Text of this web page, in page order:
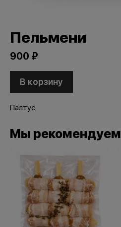
Пельмени
900 ₽
В корзину
Палтус
Мы рекомендуем